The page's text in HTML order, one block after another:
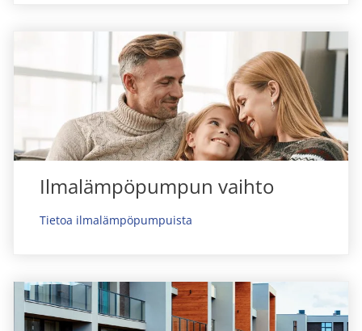
Ilmalämpöpumpun vaihto
Tietoa ilmalämpöpumpuista